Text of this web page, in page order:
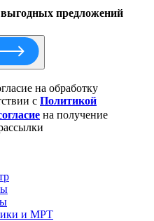
выгодных предложений
на обработку
с Политикой
на получение
и МРТ